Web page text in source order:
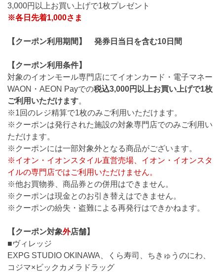
3,000円以上お買い上げで1枚プレゼント
※各日先着1,000さま
【クーポン利用期間】 発券日当日を含む10日間
【クーポン利用条件】
対象のイオンモール専門店にてイオンカード・電子マネー
WAON・AEON Payでの税込3,000円以上お買い上げで1枚
ご利用いただけます。
※1回のレジ精算で1枚のみご利用いただけます。
※クーポンは発行された施設の対象専門店でのみご利用い
ただけます。
※クーポンには一部対象外となる商品がございます。
※イオン・イオンスタイル直営売場、イオン・イオンスタ
イルの専門店ではご利用いただけません。
※他お買物券、商品券との併用はできません。
※クーポンは現金とのお引き替えはできません。
※クーポンの紛失・盗難による再発行はできかねます。
【クーポン対象外店舗】
■ヴィレッジ
EXPG STUDIO OKINAWA、くら寿司、ちきゅうのにわ、
コジマ×ビックカメラドラッグ